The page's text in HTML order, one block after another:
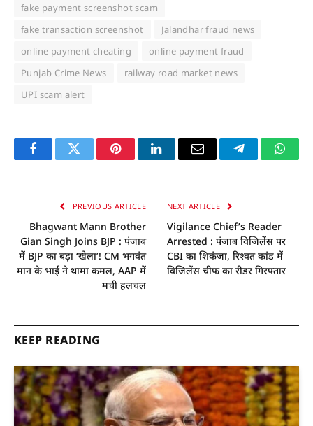
fake payment screenshot scam
fake transaction screenshot
Jalandhar fraud news
online payment cheating
online payment fraud
Punjab Crime News
railway road market news
UPI scam alert
FacebookTwitter PinterestLinkedInEmail Telegram
PREVIOUS ARTICLE
Bhagwant Mann Brother
Gian Singh Joins BJP : पंजाब
में BJP का बड़ा ‘खेला’! CM भगवंत
मान के भाई ने थामा कमल, AAP में
मची हलचल
NEXT ARTICLE
Vigilance Chief’s Reader
Arrested : पंजाब विजिलेंस पर
CBI का शिकंजा, रिश्वत कांड में
विजिलेंस चीफ का रीडर गिरफ्तार
KEEP READING